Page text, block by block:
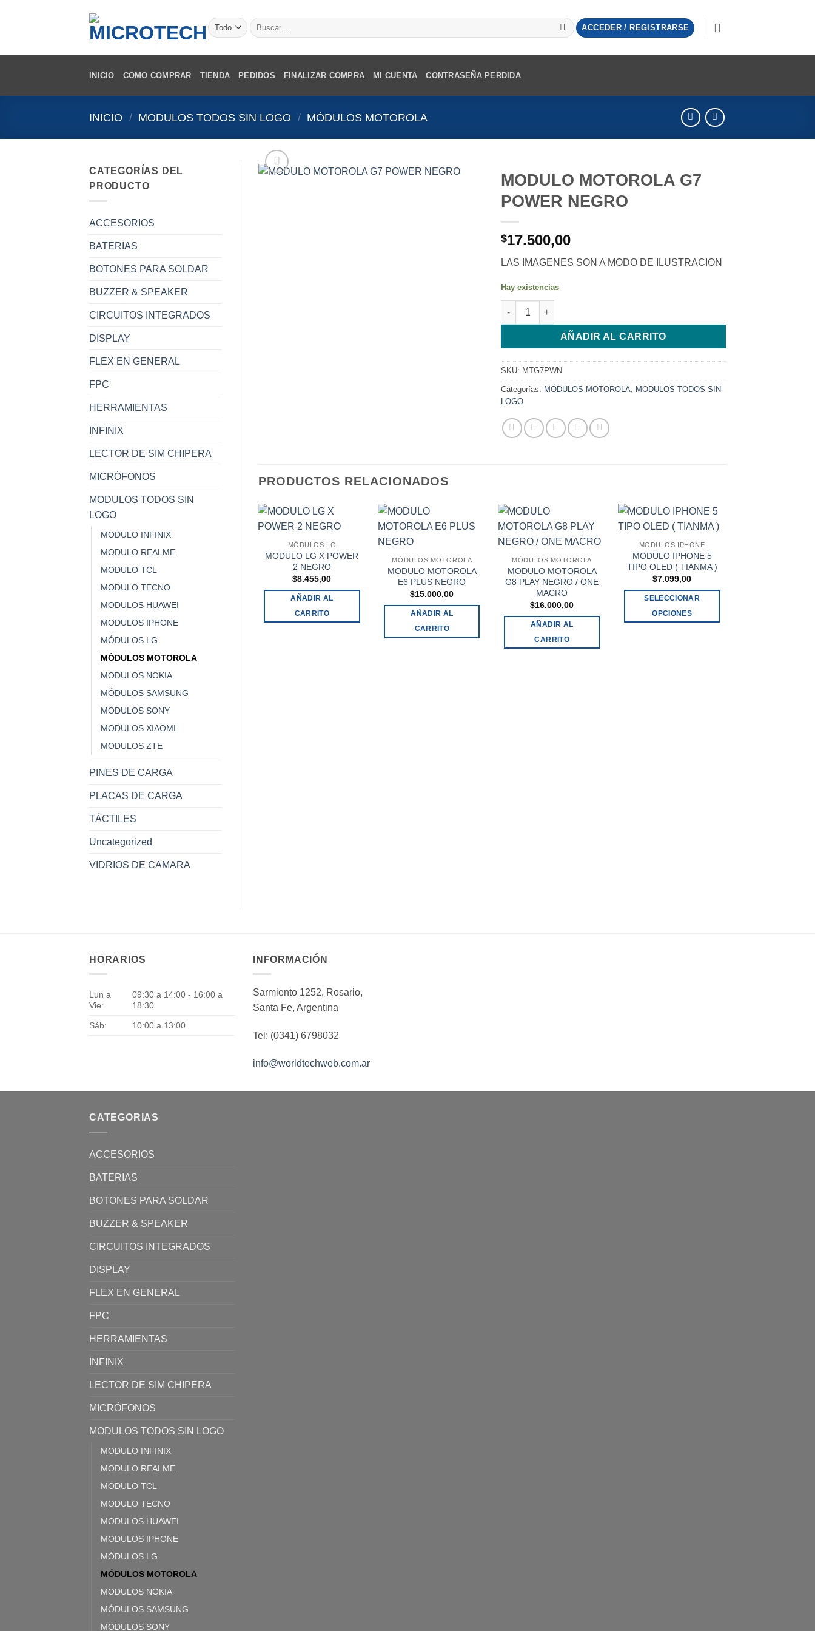
Buscar
por:
ACCEDER / REGISTRARSE
INICIO COMO COMPRAR TIENDA PEDIDOS FINALIZAR COMPRA MI CUENTA CONTRASEÑA PERDIDA
INICIO / MODULOS TODOS SIN LOGO / MÓDULOS MOTOROLA
CATEGORÍAS DEL
PRODUCTO
ACCESORIOS
BATERIAS
BOTONES PARA SOLDAR
BUZZER & SPEAKER
CIRCUITOS INTEGRADOS
DISPLAY
FLEX EN GENERAL
FPC
HERRAMIENTAS
INFINIX
LECTOR DE SIM CHIPERA
MICRÓFONOS
MODULOS TODOS SIN
LOGO
MODULO INFINIX
MODULO REALME
MODULO TCL
MODULO TECNO
MODULOS HUAWEI
MODULOS IPHONE
MÓDULOS LG
MÓDULOS MOTOROLA
MODULOS NOKIA
MÓDULOS SAMSUNG
MODULOS SONY
MODULOS XIAOMI
MODULOS ZTE
PINES DE CARGA
PLACAS DE CARGA
TÁCTILES
Uncategorized
VIDRIOS DE CAMARA
MODULO MOTOROLA G7
POWER NEGRO
$17.500,00
LAS IMAGENES SON A MODO DE ILUSTRACION
Hay existencias
MODULO MOTOROLA G7 POWER NEGRO cantidad
AÑADIR AL CARRITO
SKU: MTG7PWN
Categorías: MÓDULOS MOTOROLA
MODULOS TODOS SIN
LOGO
PRODUCTOS RELACIONADOS
MÓDULOS LG
MODULO LG X POWER
2 NEGRO
$8.455,00
AÑADIR AL
CARRITO
MÓDULOS MOTOROLA
MODULO MOTOROLA
E6 PLUS NEGRO
$15.000,00
AÑADIR AL
CARRITO
MÓDULOS MOTOROLA
MODULO MOTOROLA
G8 PLAY NEGRO / ONE
MACRO
$16.000,00
AÑADIR AL
CARRITO
MODULOS IPHONE
MODULO IPHONE 5
TIPO OLED ( TIANMA )
$7.099,00
SELECCIONAR
OPCIONES
HORARIOS
Lun a
Vie:
09:30 a 14:00 - 16:00 a
18:30
Sáb: 10:00 a 13:00
INFORMACIÓN
Sarmiento 1252, Rosario,
Santa Fe, Argentina
Tel: (0341) 6798032
info@worldtechweb.com.ar
CATEGORIAS
ACCESORIOS
BATERIAS
BOTONES PARA SOLDAR
BUZZER & SPEAKER
CIRCUITOS INTEGRADOS
DISPLAY
FLEX EN GENERAL
FPC
HERRAMIENTAS
INFINIX
LECTOR DE SIM CHIPERA
MICRÓFONOS
MODULOS TODOS SIN LOGO
MODULO INFINIX
MODULO REALME
MODULO TCL
MODULO TECNO
MODULOS HUAWEI
MODULOS IPHONE
MÓDULOS LG
MÓDULOS MOTOROLA
MODULOS NOKIA
MÓDULOS SAMSUNG
MODULOS SONY